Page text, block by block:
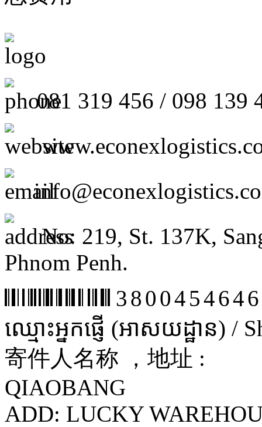
081 319 456 / 098 139
No: 219, St. 137K,
Phnom Penh.
3800454646
ឈ្មោះអ្នកផ្ញើ (អាសយដ្ឋាន) /
寄件人名称 ，地址 :
QIAOBANG
ADD: LUCKY